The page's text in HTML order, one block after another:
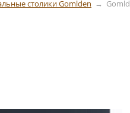
столики Gomlden →